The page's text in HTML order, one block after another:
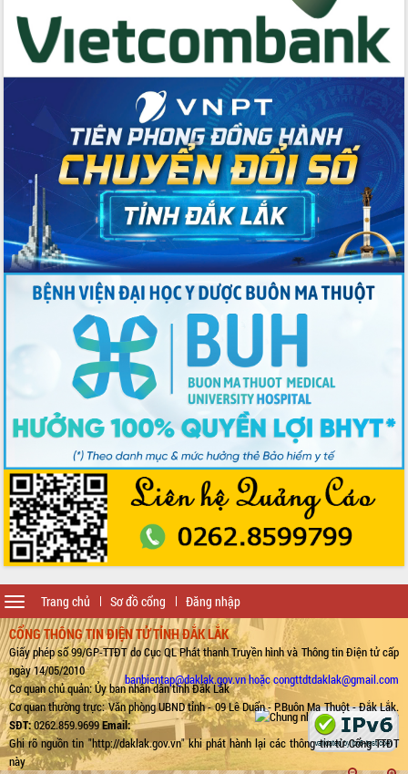
Trang chủ Sơ đồ cổng Đăng nhập
Toggle
navigation
CỔNG THÔNG TIN ĐIỆN TỬ TỈNH ĐẮK LẮK
Giấy phép số 99/GP-TTĐT do Cục QL Phát thanh Truyền hình và Thông tin Điện tử cấp
ngày 14/05/2010
Cơ quan chủ quản: Ủy ban nhân dân tỉnh Đắk Lắk
Cơ quan thường trực: Văn phòng UBND tỉnh - 09 Lê Duẩn - P.Buôn Ma Thuột - Đắk Lắk.
SĐT:0262.859.9699Email:
banbientap@daklak.gov.vn hoặc congttdtdaklak@gmail.com
Ghi rõ nguồn tin "http://daklak.gov.vn" khi phát hành lại các thông tin từ Cổng TTĐT
này